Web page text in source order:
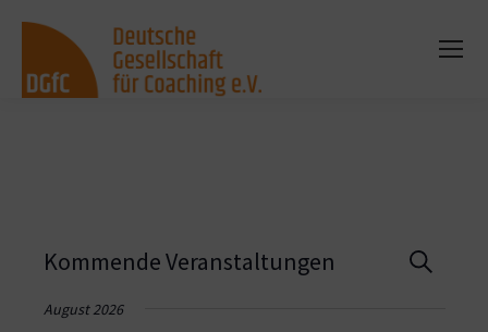
Suche
Kommende Veranstaltungen
August 2026